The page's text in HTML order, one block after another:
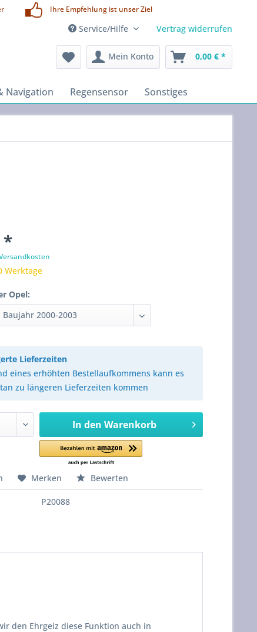
Ihre Empfehlung ist unser Ziel
Service/Hilfe Vertrag widerrufen
Mein Konto 0,00 € *
Navigation Regensensor Sonstiges
*
Werktage
Opel:
Lieferzeiten
eines erhöhten Bestellaufkommens kann es
zu längeren Lieferzeiten kommen
In den Warenkorb
Merken Bewerten
P20088
den Ehrgeiz diese Funktion auch in